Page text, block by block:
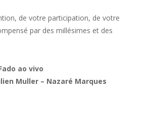
de votre participation, de votre
par des millésimes et des
ao vivo
Muller – Nazaré Marques